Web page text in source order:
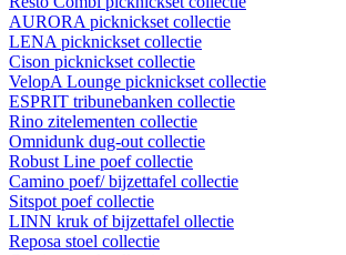
AURORA picknickset collectie
LENA picknickset collectie
Cison picknickset collectie
VelopA Lounge picknickset collectie
ESPRIT tribunebanken collectie
Rino zitelementen collectie
Omnidunk dug-out collectie
Robust Line poef collectie
Camino poef/ bijzettafel collectie
Sitspot poef collectie
LINN kruk of bijzettafel ollectie
Reposa stoel collectie